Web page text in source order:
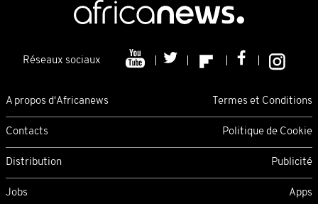
Réseaux sociaux
A propos d'Africanews Termes et Conditions
Contacts Politique de Cookie
Distribution Publicité
Jobs Apps